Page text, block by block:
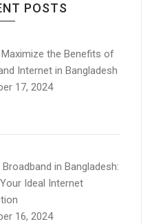
POSTS
the Benefits of
Internet in Bangladesh
17, 2024
Broadband in Bangladesh:
Ideal Internet
16, 2024